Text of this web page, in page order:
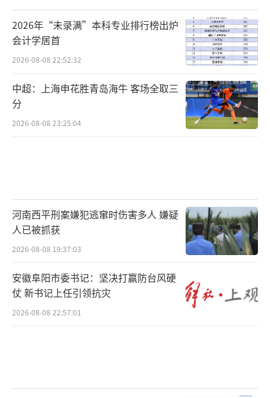
2026年“未录满”本科专业排行榜出炉
会计学居首
2026-08-08 22:52:32
中超：上海申花胜青岛海牛 客场全取三
分
2026-08-08 23:25:04
河南西平刑案嫌犯逃窜时伤害多人 嫌疑
人已被抓获
2026-08-08 19:37:03
安徽阜阳市委书记：坚决打赢防台风硬
仗 新书记上任引领抗灾
2026-08-08 22:57:01